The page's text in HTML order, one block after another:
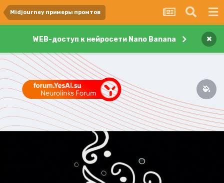
Midjourney примеры промтов
WEB-доступ к нейросети Nano Banana ×